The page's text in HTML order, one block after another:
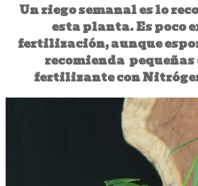
Un riego semanal es lo
esta planta. Es poco
fertilización, aunque
recomienda pequeñas
fertilizante con